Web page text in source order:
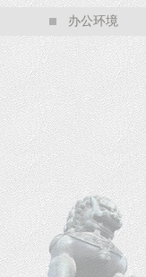
办公环境